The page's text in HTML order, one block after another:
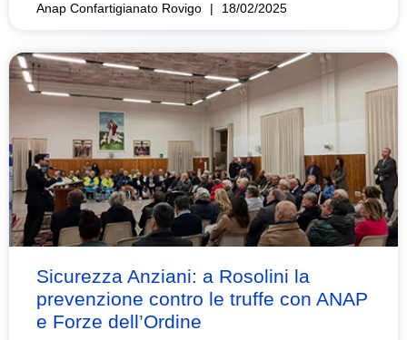
Anap Confartigianato Rovigo 18/02/2025
Sicurezza Anziani: a Rosolini la
prevenzione contro le truffe con ANAP
e Forze dell’Ordine